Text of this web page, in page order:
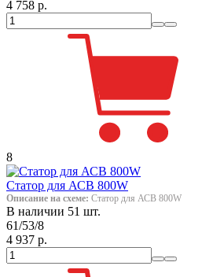
4 758 р.
8
Статор для АСВ 800W
Описание на схеме: Статор для АСВ 800W
В наличии 51 шт.
61/53/8
4 937 р.